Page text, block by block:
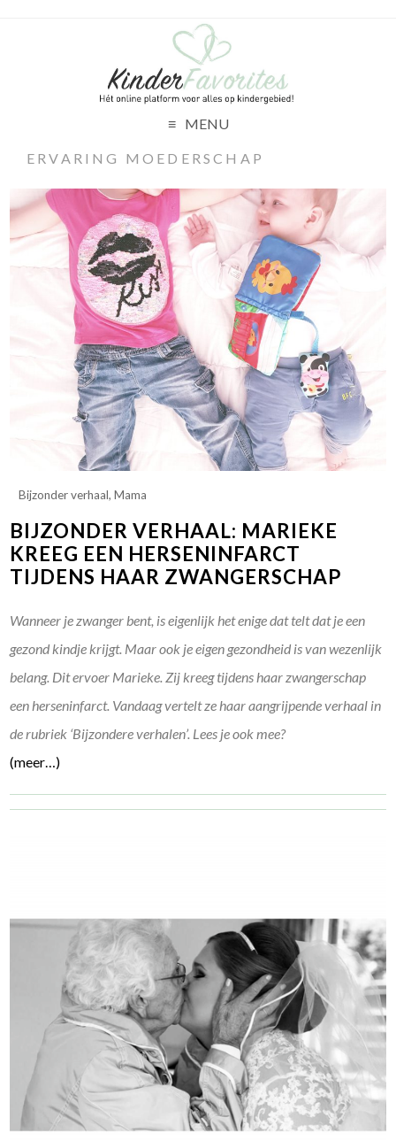
MENU
ERVARING MOEDERSCHAP
Bijzonder verhaal,Mama
BIJZONDER VERHAAL: MARIEKE
KREEG EEN HERSENINFARCT
TIJDENS HAAR ZWANGERSCHAP
Wanneer je zwanger bent, is eigenlijk het enige dat telt dat je een
gezond kindje krijgt. Maar ook je eigen gezondheid is van wezenlijk
belang. Dit ervoer Marieke. Zij kreeg tijdens haar zwangerschap
een herseninfarct. Vandaag vertelt ze haar aangrijpende verhaal in
de rubriek ‘Bijzondere verhalen’. Lees je ook mee?
(meer…)